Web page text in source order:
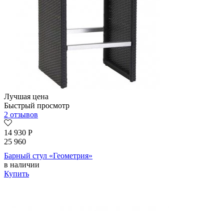
Лучшая цена
Быстрый просмотр
2 отзывов
14 930 Р
25 960
Барный стул «Геометрия»
в наличии
Купить